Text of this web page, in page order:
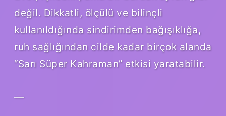
değil. Dikkatli, ölçülü ve bilinçli
kullanıldığında sindirimden bağışıklığa,
ruh sağlığından cilde kadar birçok alanda
“Sarı Süper Kahraman” etkisi yaratabilir.
—